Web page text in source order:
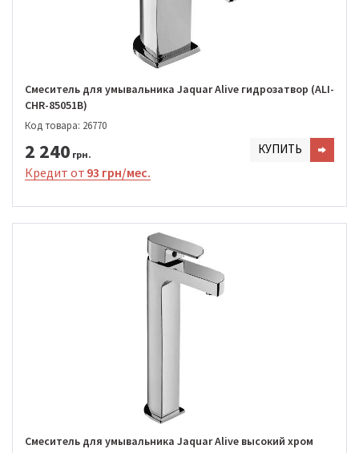
Смеситель для умывальника Jaquar Alive гидрозатвор (ALI-
CHR-85051B)
Код товара: 26770
2 240 грн. КУПИТЬ
Кредит от 93 грн/мес.
Смеситель для умывальника Jaquar Alive высокий хром